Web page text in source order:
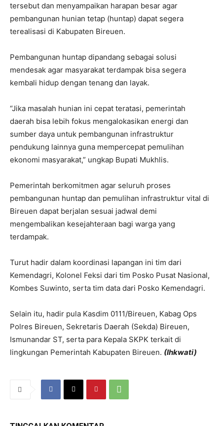
tersebut dan menyampaikan harapan besar agar
pembangunan hunian tetap (huntap) dapat segera
terealisasi di Kabupaten Bireuen.
Pembangunan huntap dipandang sebagai solusi
mendesak agar masyarakat terdampak bisa segera
kembali hidup dengan tenang dan layak.
“Jika masalah hunian ini cepat teratasi, pemerintah
daerah bisa lebih fokus mengalokasikan energi dan
sumber daya untuk pembangunan infrastruktur
pendukung lainnya guna mempercepat pemulihan
ekonomi masyarakat,” ungkap Bupati Mukhlis.
Pemerintah berkomitmen agar seluruh proses
pembangunan huntap dan pemulihan infrastruktur vital di
Bireuen dapat berjalan sesuai jadwal demi
mengembalikan kesejahteraan bagi warga yang
terdampak.
Turut hadir dalam koordinasi lapangan ini tim dari
Kemendagri, Kolonel Feksi dari tim Posko Pusat Nasional,
Kombes Suwinto, serta tim data dari Posko Kemendagri.
Selain itu, hadir pula Kasdim 0111/Bireuen, Kabag Ops
Polres Bireuen, Sekretaris Daerah (Sekda) Bireuen,
Ismunandar ST, serta para Kepala SKPK terkait di
lingkungan Pemerintah Kabupaten Bireuen. (Ihkwati)